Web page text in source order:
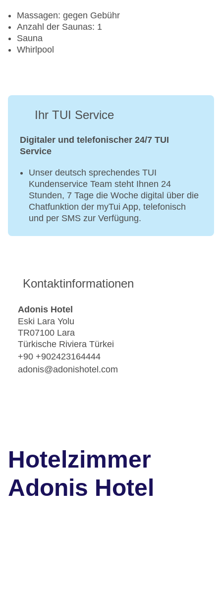
Massagen: gegen Gebühr
Anzahl der Saunas: 1
Sauna
Whirlpool
Ihr TUI Service
Digitaler und telefonischer 24/7 TUI
Service
Unser deutsch sprechendes TUI
Kundenservice Team steht Ihnen 24
Stunden, 7 Tage die Woche digital über die
Chatfunktion der myTui App, telefonisch
und per SMS zur Verfügung.
Kontaktinformationen
Adonis Hotel
Eski Lara Yolu
TR07100 Lara
Türkische Riviera Türkei
+90 +902423164444
adonis@adonishotel.com
Hotelzimmer
Adonis Hotel